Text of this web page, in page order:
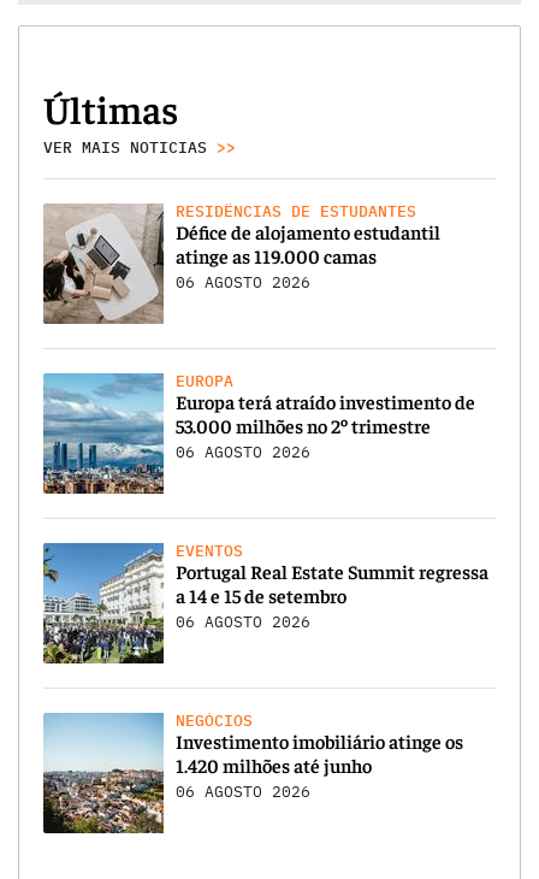
Últimas
VER MAIS NOTICIAS >>
RESIDÊNCIAS DE ESTUDANTES
Défice de alojamento estudantil
atinge as 119.000 camas
06 AGOSTO 2026
EUROPA
Europa terá atraído investimento de
53.000 milhões no 2º trimestre
06 AGOSTO 2026
EVENTOS
Portugal Real Estate Summit regressa
a 14 e 15 de setembro
06 AGOSTO 2026
NEGÓCIOS
Investimento imobiliário atinge os
1.420 milhões até junho
06 AGOSTO 2026